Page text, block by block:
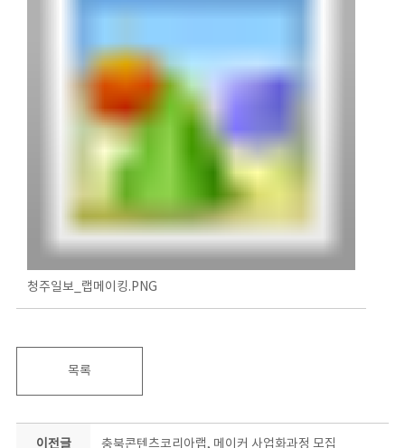
청주일보_랩메이킹.PNG
목록
이전글 충북콘텐츠코리아랩, 메이커 사업화과정 모집